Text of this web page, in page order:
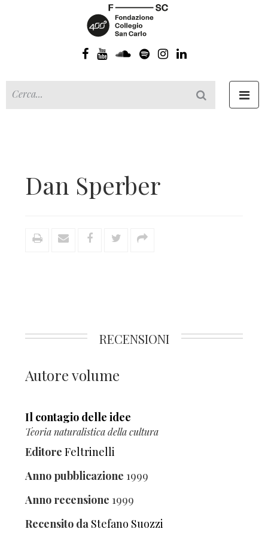
Dan Sperber
RECENSIONI
Autore volume
Il contagio delle idee
Teoria naturalistica della cultura
Editore Feltrinelli
Anno pubblicazione 1999
Anno recensione 1999
Recensito da Stefano Suozzi